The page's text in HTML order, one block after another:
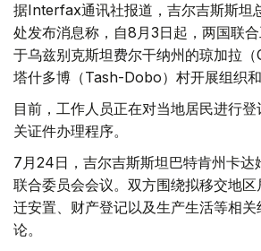
据Interfax通讯社报道，吉尔吉斯斯坦
处发布消息称，自8月3日起，两国联
于乌兹别克斯坦费尔干纳州的琼加拉
塔什多博（Tash-Dobo）村开展组织和
目前，工作人员正在对当地居民进行
关证件办理程序。
7月24日，吉尔吉斯斯坦巴特肯州卡达
联合委员会会议。双方围绕拟移交地
迁安置、财产登记以及生产生活等相
论。